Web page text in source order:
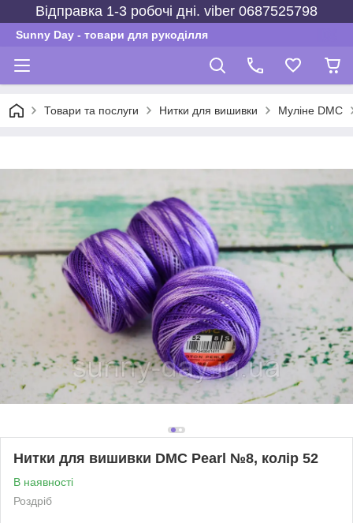
Відправка 1-3 робочі дні. viber 0687525798
Sunny Day - товари для рукоділля
Товари та послуги Нитки для вишивки Муліне DMC
Нитки для вишивки DMC Pearl №8, колір 52
В наявності
Роздріб